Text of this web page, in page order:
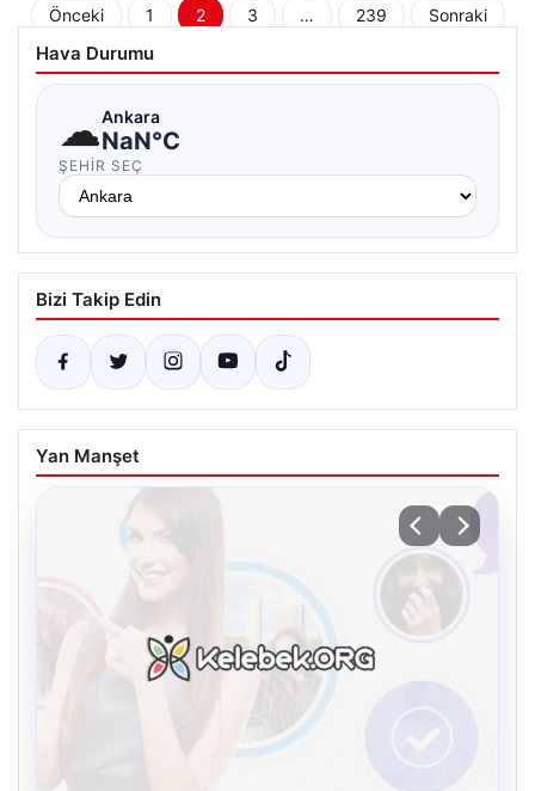
Yazı
sayfalaması
Önceki 1 2 3 … 239 Sonraki
Hava Durumu
☁Ankara
NaN°C
ŞEHIR SEÇ
Bizi Takip Edin
Yan Manşet